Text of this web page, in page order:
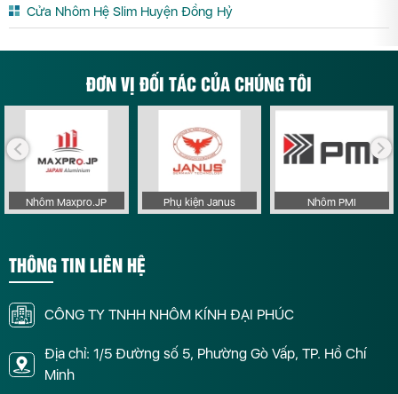
Cửa Nhôm Hệ Slim Huyện Đồng Hỷ
ĐƠN VỊ ĐỐI TÁC CỦA CHÚNG TÔI
Nhôm Maxpro.JP Phụ kiện Janus Nhôm PMI
THÔNG TIN LIÊN HỆ
CÔNG TY TNHH NHÔM KÍNH ĐẠI PHÚC
Địa chỉ: 1/5 Đường số 5, Phường Gò Vấp, TP. Hồ Chí
Minh